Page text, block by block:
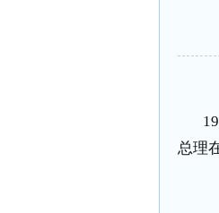
总理